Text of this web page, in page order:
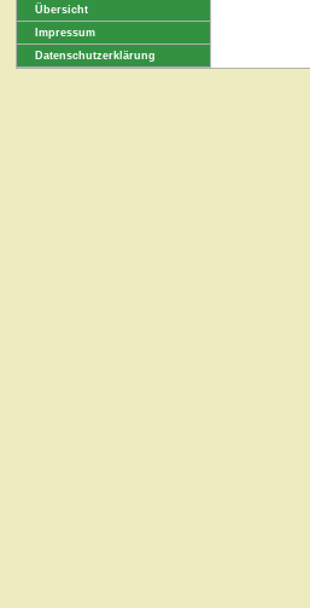
Übersicht
Impressum
Datenschutzerklärung